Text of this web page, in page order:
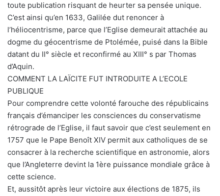
toute publication risquant de heurter sa pensée unique.
C’est ainsi qu’en 1633, Galilée dut renoncer à
l’héliocentrisme, parce que l’Eglise demeurait attachée au
dogme du géocentrisme de Ptolémée, puisé dans la Bible
datant du II° siècle et reconfirmé au XIII° s par Thomas
d’Aquin.
COMMENT LA LAÏCITE FUT INTRODUITE A L’ECOLE
PUBLIQUE
Pour comprendre cette volonté farouche des républicains
français d’émanciper les consciences du conservatisme
rétrograde de l’Eglise, il faut savoir que c’est seulement en
1757 que le Pape Benoît XIV permit aux catholiques de se
consacrer à la recherche scientifique en astronomie, alors
que l’Angleterre devint la 1ère puissance mondiale grâce à
cette science.
Et, aussitôt après leur victoire aux élections de 1875, ils